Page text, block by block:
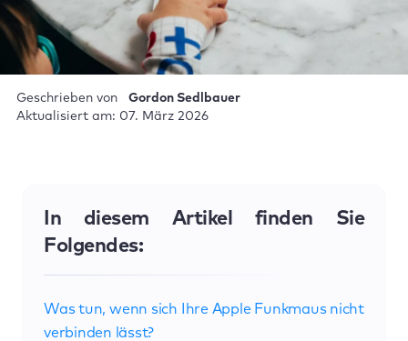
Geschrieben von
Gordon Sedlbauer
Aktualisiert am: 07. März 2026
In diesem Artikel finden Sie
Folgendes:
Was tun, wenn sich Ihre Apple Funkmaus nicht
verbinden lässt?